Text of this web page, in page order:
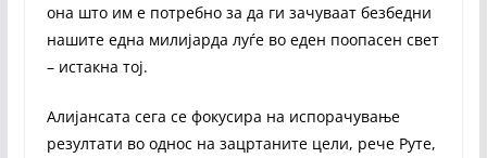
она што им е потребно за да ги зачуваат безбедни
нашите една милијарда луѓе во еден поопасен свет
– истакна тој.
Алијансата сега се фокусира на испорачување
резултати во однос на зацртаните цели, рече Руте,